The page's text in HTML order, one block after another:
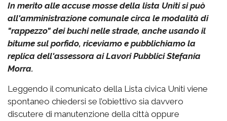
In merito alle accuse mosse della lista Uniti si può
all'amministrazione comunale circa le modalità di
"rappezzo" dei buchi nelle strade, anche usando il
bitume sul porfido, riceviamo e pubblichiamo la
replica dell'assessora ai Lavori Pubblici Stefania
Morra.
Leggendo il comunicato della Lista civica Uniti viene
spontaneo chiedersi se l’obiettivo sia davvero
discutere di manutenzione della città oppure